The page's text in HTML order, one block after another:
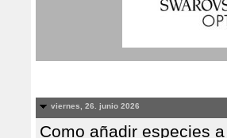
viernes, 26. junio 2026
Como añadir especies